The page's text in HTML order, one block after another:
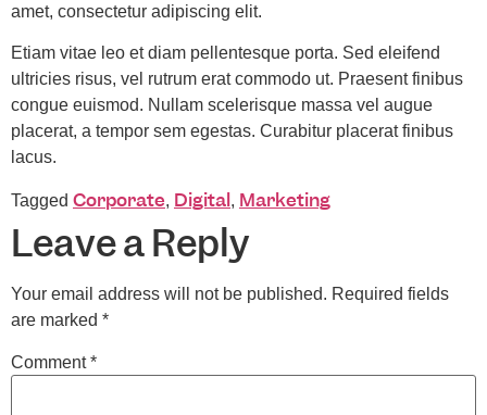
amet, consectetur adipiscing elit.
Etiam vitae leo et diam pellentesque porta. Sed eleifend
ultricies risus, vel rutrum erat commodo ut. Praesent finibus
congue euismod. Nullam scelerisque massa vel augue
placerat, a tempor sem egestas. Curabitur placerat finibus
lacus.
Tagged Corporate, Digital, Marketing
Leave a Reply
Your email address will not be published. Required fields
are marked *
Comment*